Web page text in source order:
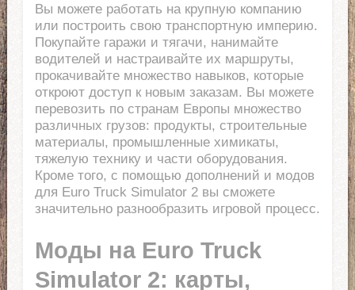
Вы можете работать на крупную компанию
или построить свою транспортную империю.
Покупайте гаражи и тягачи, нанимайте
водителей и настраивайте их маршруты,
прокачивайте множество навыков, которые
откроют доступ к новым заказам. Вы можете
перевозить по странам Европы множество
различных грузов: продукты, строительные
материалы, промышленные химикаты,
тяжелую технику и части оборудования.
Кроме того, с помощью дополнений и модов
для Euro Truck Simulator 2 вы сможете
значительно разнообразить игровой процесс.
Моды на Euro Truck
Simulator 2: карты,